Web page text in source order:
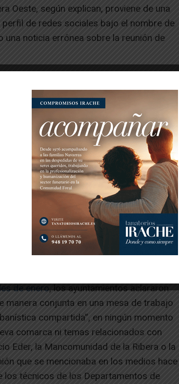
Oeste, según explican, proviene de una
de redes sociales bajo el nombre de
una noticia errónea sobre la reunión de
de enero, los ayuntamientos aclararon
manera conjunta en una mesa de trabajo
compartida”, en ningún momento
comarca ni temas relacionados con
Eder, la Mancomunidad de la Ribera o la
que se mencionaba en los medios hace
los técnicos de los Departamentos de